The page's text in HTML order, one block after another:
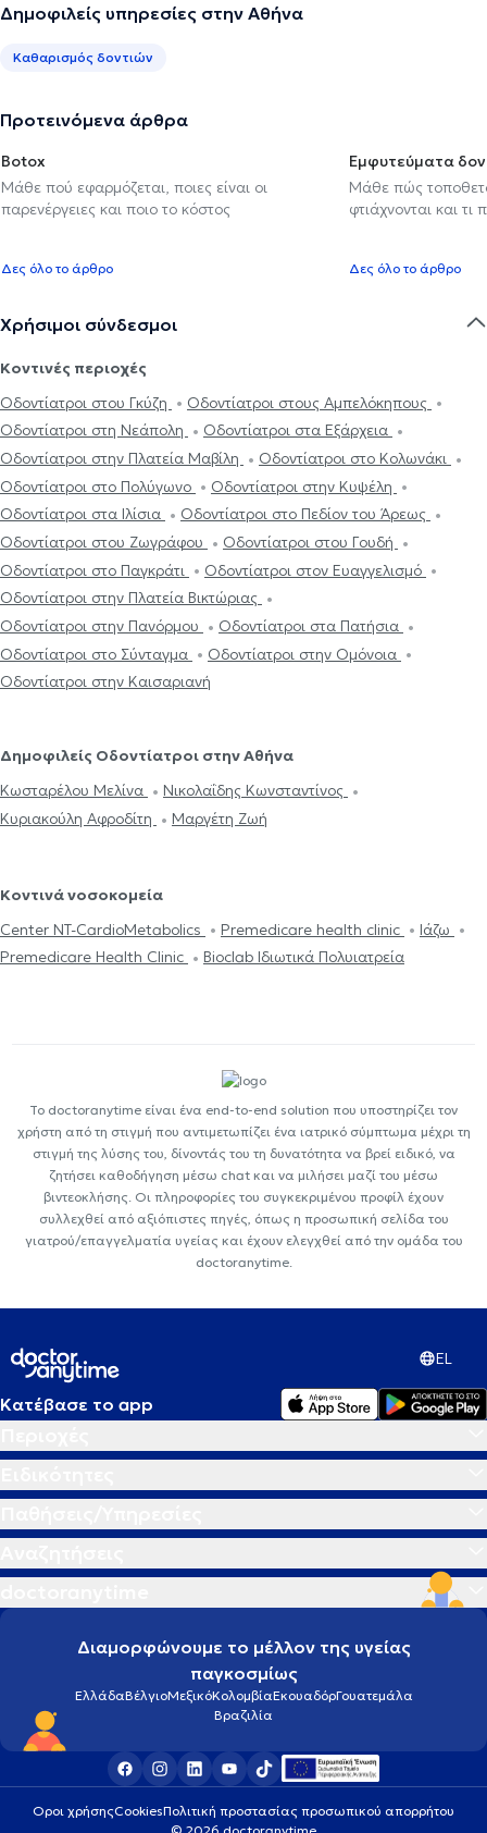
Δημοφιλείς υπηρεσίες στην Αθήνα
Καθαρισμός δοντιών
Προτεινόμενα άρθρα
Botox
Μάθε πού εφαρμόζεται, ποιες είναι οι
παρενέργειες και ποιο το κόστος
Δες όλο το άρθρο
Εμφυτεύματα
Μάθε πώς
φτιάχνονται και τι
Δες όλο το άρθρο
Χρήσιμοι σύνδεσμοι
Κοντινές περιοχές
Οδοντίατροι στου Γκύζη
Οδοντίατροι στους Αμπελόκηπους
Οδοντίατροι στη Νεάπολη
Οδοντίατροι στα Εξάρχεια
Οδοντίατροι στην Πλατεία Μαβίλη
Οδοντίατροι στο Κολωνάκι
Οδοντίατροι στο Πολύγωνο
Οδοντίατροι στην Κυψέλη
Οδοντίατροι στα Ιλίσια
Οδοντίατροι στο Πεδίον του Άρεως
Οδοντίατροι στου Ζωγράφου
Οδοντίατροι στου Γουδή
Οδοντίατροι στο Παγκράτι
Οδοντίατροι στον Ευαγγελισμό
Οδοντίατροι στην Πλατεία Βικτώριας
Οδοντίατροι στην Πανόρμου
Οδοντίατροι στα Πατήσια
Οδοντίατροι στο Σύνταγμα
Οδοντίατροι στην Ομόνοια
Οδοντίατροι στην Καισαριανή
Δημοφιλείς Οδοντίατροι στην Αθήνα
Κωσταρέλου Μελίνα
Νικολαΐδης Κωνσταντίνος
Κυριακούλη Αφροδίτη
Μαργέτη Ζωή
Κοντινά νοσοκομεία
Center NT-CardioMetabolics
Premedicare health clinic
Ιάζω
Premedicare Health Clinic
Bioclab Ιδιωτικά Πολυιατρεία
Το doctoranytime είναι ένα end-to-end solution που υποστηρίζει τον
χρήστη από τη στιγμή που αντιμετωπίζει ένα ιατρικό σύμπτωμα μέχρι τη
στιγμή της λύσης του, δίνοντάς του τη δυνατότητα να βρεί ειδικό, να
ζητήσει καθοδήγηση μέσω chat και να μιλήσει μαζί του μέσω
βιντεοκλήσης. Οι πληροφορίες του συγκεκριμένου προφίλ έχουν
συλλεχθεί από αξιόπιστες πηγές, όπως η προσωπική σελίδα του
γιατρού/επαγγελματία υγείας και έχουν ελεγχθεί από την ομάδα του
doctoranytime.
EL
Κατέβασε το app
Διαμορφώνουμε το μέλλον της υγείας
παγκοσμίως
ΕλλάδαΒέλγιοΜεξικόΚολομβίαΕκουαδόρΓουατεμάλα
Βραζιλία
Οροι χρήσηςCookiesΠολιτική προστασίας προσωπικού απορρήτου